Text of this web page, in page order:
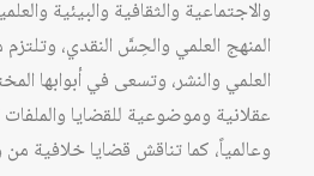
والاجتماعية والثقافية والبيئية
المنهج العلمي والحِسَّ النقدي،
العلمي والنشر، وتسعى في أبوابها
عقلانية وموضوعية للقضايا والملفات
وعالمياً، كما تناقش قضايا خلافية